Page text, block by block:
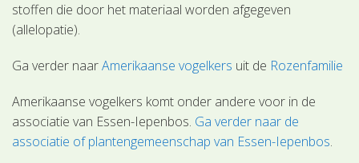
stoffen die door het materiaal worden afgegeven
(allelopatie).
Ga verder naarAmerikaanse vogelkers uit de Rozenfamilie
Amerikaanse vogelkers komt onder andere voor in de
associatie van Essen-Iepenbos. Ga verder naar de
associatie of plantengemeenschap van Essen-Iepenbos.